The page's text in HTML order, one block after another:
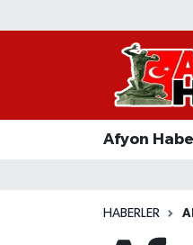
Afyon
HABERLER
Afyon Haber
Asayiş Yaşam